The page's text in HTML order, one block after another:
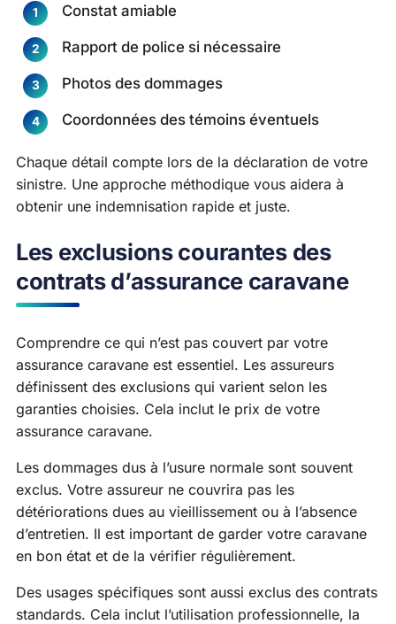
Constat amiable
Rapport de police si nécessaire
Photos des dommages
Coordonnées des témoins éventuels
Chaque détail compte lors de la déclaration de votre
sinistre. Une approche méthodique vous aidera à
obtenir une indemnisation rapide et juste.
Les exclusions courantes des
contrats d’assurance caravane
Comprendre ce qui n’est pas couvert par votre
assurance caravane est essentiel. Les assureurs
définissent des exclusions qui varient selon les
garanties choisies. Cela inclut le prix de votre
assurance caravane.
Les dommages dus à l’usure normale sont souvent
exclus. Votre assureur ne couvrira pas les
détériorations dues au vieillissement ou à l’absence
d’entretien. Il est important de garder votre caravane
en bon état et de la vérifier régulièrement.
Des usages spécifiques sont aussi exclus des contrats
standards. Cela inclut l’utilisation professionnelle, la